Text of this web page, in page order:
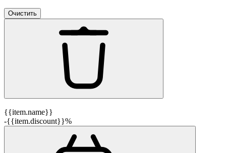
Очистить
{{item.name}}
-{{item.discount}}%